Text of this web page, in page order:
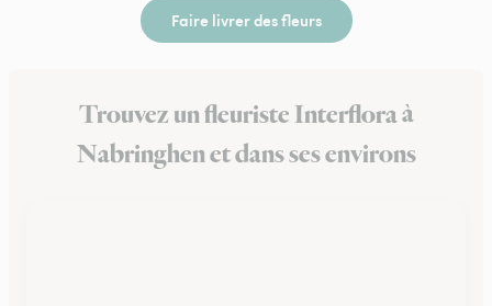
Faire livrer des fleurs
Trouvez un fleuriste Interflora à
Nabringhen et dans ses environs